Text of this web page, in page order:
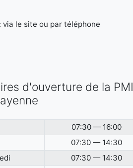
le site ou par téléphone
d'ouverture de la PMI
07:30 — 16:00
07:30 — 14:30
07:30 — 14:30